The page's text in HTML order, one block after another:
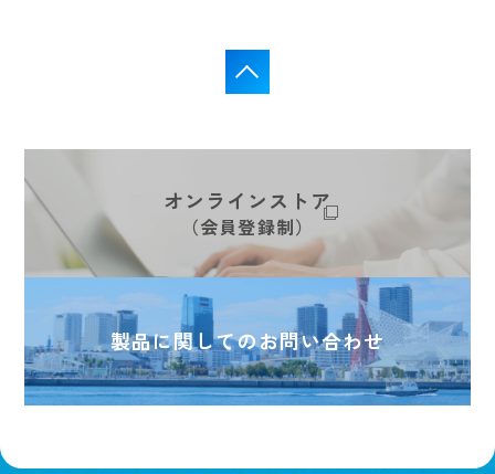
オンラインストア
（会員登録制）
製品に関してのお問い合わせ